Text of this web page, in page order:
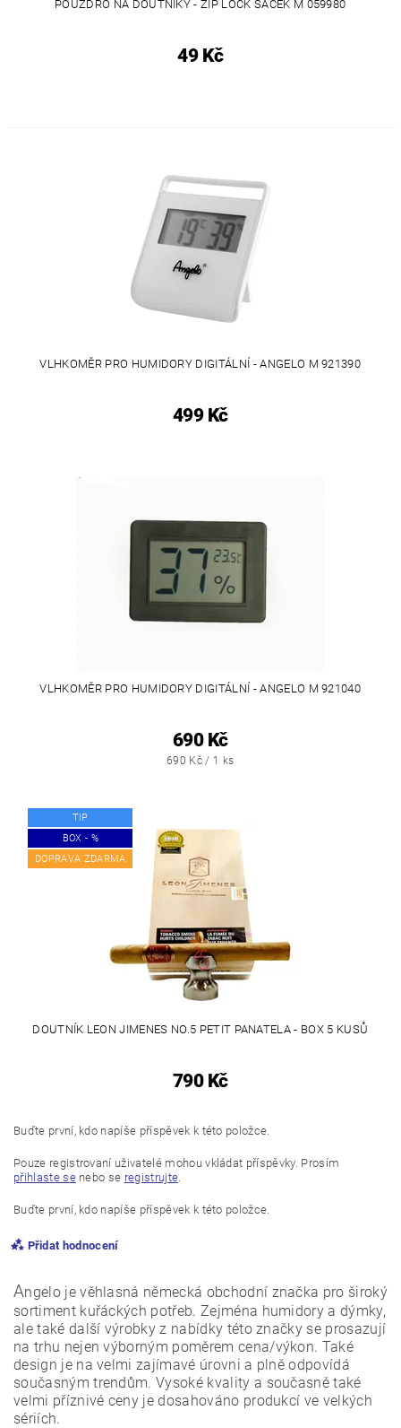
POUZDRO NA DOUTNÍKY - ZIP LOCK SÁČEK M 059980
49 Kč
VLHKOMĚR PRO HUMIDORY DIGITÁLNÍ - ANGELO M 921390
499 Kč
VLHKOMĚR PRO HUMIDORY DIGITÁLNÍ - ANGELO M 921040
690 Kč
690 Kč / 1 ks
TIP
BOX - %
DOPRAVA ZDARMA
DOUTNÍK LEON JIMENES NO.5 PETIT PANATELA - BOX 5 KUSŮ
790 Kč
Buďte první, kdo napíše příspěvek k této položce.
Pouze registrovaní uživatelé mohou vkládat příspěvky. Prosím
přihlaste senebo se registrujte
Buďte první, kdo napíše příspěvek k této položce.
Přidat hodnocení
Angelo je věhlasná německá obchodní značka pro široký
sortiment kuřáckých potřeb. Zejména humidory a dýmky,
ale také další výrobky z nabídky této značky se prosazují
na trhu nejen výborným poměrem cena/výkon. Také
design je na velmi zajímavé úrovni a plně odpovídá
současným trendům. Vysoké kvality a současně také
velmi příznivé ceny je dosahováno produkcí ve velkých
sériích.